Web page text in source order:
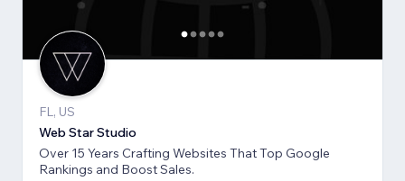
FL, US
Web Star Studio
Over 15 Years Crafting Websites That Top Google
Rankings and Boost Sales.